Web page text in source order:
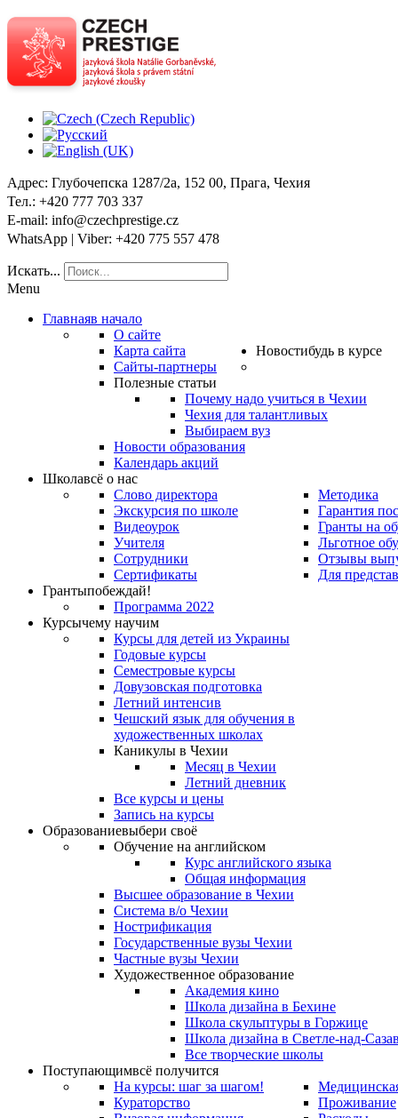
Адрес: Глубочепска 1287/2a, 152 00, Прага, Чехия
Тел.: +420 777 703 337
E-mail: info@czechprestige.cz
WhatsApp | Viber: +420 775 557 478
Искать...
Menu
Главнаяв начало
О сайте
Карта сайта
Сайты-партнеры
Новостибудь в курсе
Полезные статьи
Почему надо учиться в Чехии
Чехия для талантливых
Выбираем вуз
Новости образования
Календарь акций
Школавсё о нас
Слово директора
Экскурсия по школе
Видеоурок
Учителя
Сотрудники
Сертификаты
Методика
Гарантия
Гранты на
Льготное
Отзывы
Для
Грантыпобеждай!
Программа 2022
Курсычему научим
Курсы для детей из Украины
Годовые курсы
Семестровые курсы
Довузовская подготовка
Летний интенсив
Чешский язык для обучения в
художественных школах
Каникулы в Чехии
Месяц в Чехии
Летний дневник
Все курсы и цены
Запись на курсы
Образованиевыбери своё
Обучение на английском
Курс английского языка
Общая информация
Высшее образование в Чехии
Система в/о Чехии
Нострификация
Государственные вузы Чехии
Частные вузы Чехии
Художественное образование
Академия кино
Школа дизайна в Бехине
Школа скульптуры в Горжице
Школа дизайна в Светле-над-
Все творческие школы
Поступающимвсё получится
На курсы: шаг за шагом!
Кураторство
Проживание